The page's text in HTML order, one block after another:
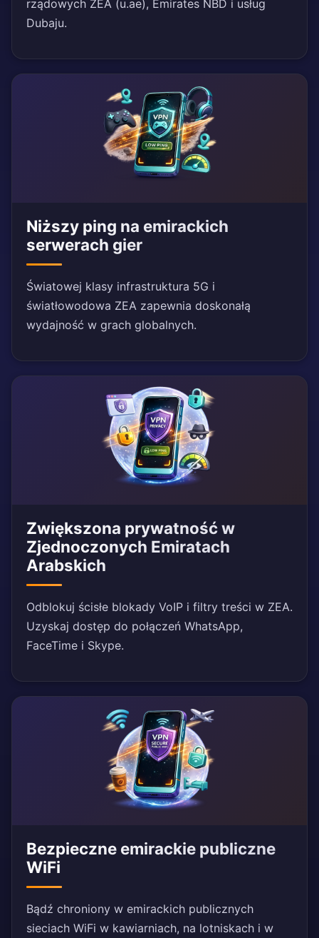
rządowych ZEA (u.ae), Emirates NBD i usług
Dubaju.
Niższy ping na emirackich
serwerach gier
Światowej klasy infrastruktura 5G i
światłowodowa ZEA zapewnia doskonałą
wydajność w grach globalnych.
Zwiększona prywatność w
Zjednoczonych Emiratach
Arabskich
Odblokuj ścisłe blokady VoIP i filtry treści w ZEA.
Uzyskaj dostęp do połączeń WhatsApp,
FaceTime i Skype.
Bezpieczne emirackie publiczne
WiFi
Bądź chroniony w emirackich publicznych
sieciach WiFi w kawiarniach, na lotniskach i w